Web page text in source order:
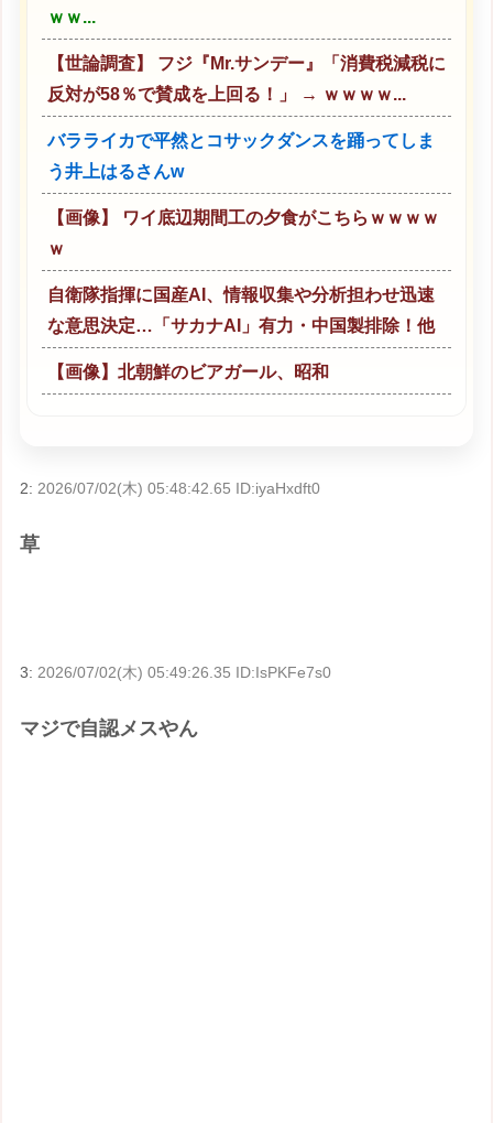
ｗｗ...
【世論調査】 フジ『Mr.サンデー』「消費税減税に
反対が58％で賛成を上回る！」 → ｗｗｗｗ...
バラライカで平然とコサックダンスを踊ってしま
う井上はるさんw
【画像】 ワイ底辺期間工の夕食がこちらｗｗｗｗ
ｗ
自衛隊指揮に国産AI、情報収集や分析担わせ迅速
な意思決定…「サカナAI」有力・中国製排除！他
【画像】北朝鮮のビアガール、昭和
2: 2026/07/02(木) 05:48:42.65 ID:iyaHxdft0
草
3: 2026/07/02(木) 05:49:26.35 ID:IsPKFe7s0
マジで自認メスやん